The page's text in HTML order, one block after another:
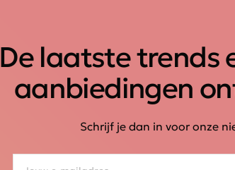
De laatste trends
aanbiedingen
Schrijf je dan in voor onze